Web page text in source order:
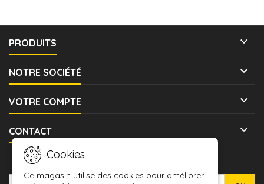
PRODUITS 
NOTRE SOCIÉTÉ 
VOTRE COMPTE 
CONTACT 
Cookies
Ce magasin utilise des cookies pour améliorer
LETTRE D'INFORMATIONS